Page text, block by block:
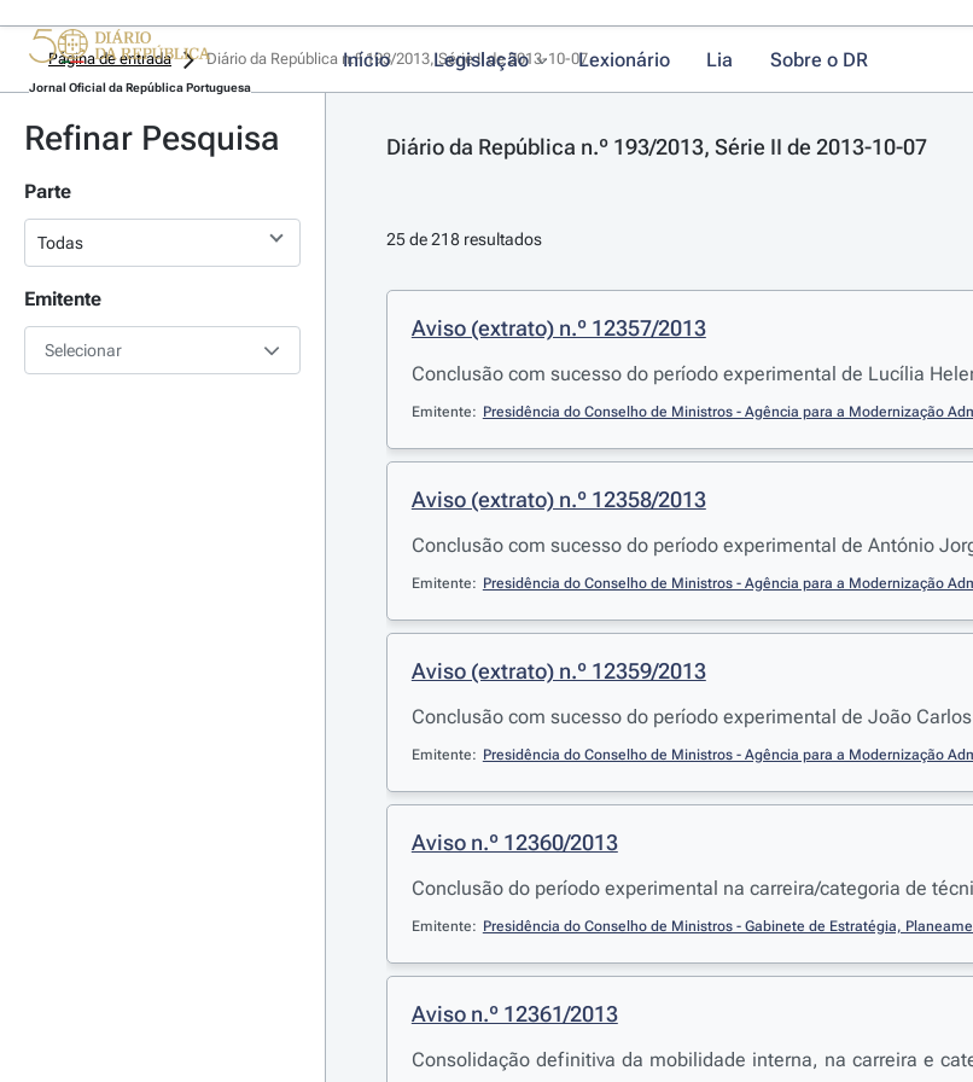
Jornal Oficial da República Portuguesa
Início Legislação Lexionário Lia Sobre o DR
Página de entrada Diário da República n.º 193/2013, Série II de 2013-10-07
Refinar Pesquisa
Parte
Emitente
Selecionar
Diário da República n.º 193/2013, Série II de 2013-10-07
25 de 218 resultados
Aviso (extrato) n.º 12357/2013
Conclusão com sucesso do período experimental de Lucília
Emitente: Presidência do Conselho de Ministros - Agência para a Modernização
Aviso (extrato) n.º 12358/2013
Conclusão com sucesso do período experimental de António
Emitente: Presidência do Conselho de Ministros - Agência para a Modernização
Aviso (extrato) n.º 12359/2013
Conclusão com sucesso do período experimental de João
Emitente: Presidência do Conselho de Ministros - Agência para a Modernização
Aviso n.º 12360/2013
Conclusão do período experimental na carreira/categoria de
Emitente: Presidência do Conselho de Ministros - Gabinete de Estratégia,
Aviso n.º 12361/2013
Consolidação definitiva da mobilidade interna, na carreira e